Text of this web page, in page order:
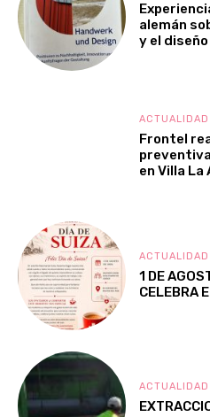
alemán
y el diseño
ACTUALIDAD
Frontel
en Villa La
ACTUALIDAD
1 DE
CELEBRA
ACTUALIDAD